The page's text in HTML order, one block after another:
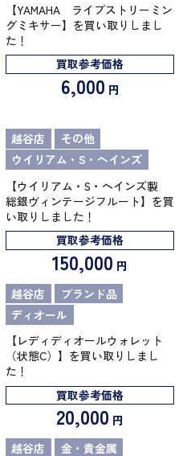
【YAMAHA ライブストリーミン
グミキサー】を買い取りしまし
た！
買取参考価格
6,000 円
越谷店
その他
ウイリアム・S・ヘインズ
【ウイリアム・S・ヘインズ製
総銀ヴィンテージフルート】を買
い取りしました！
買取参考価格
150,000 円
越谷店
ブランド品
ディオール
【レディディオールウォレット
（状態C）】を買い取りしまし
た！
買取参考価格
20,000 円
越谷店
金・貴金属